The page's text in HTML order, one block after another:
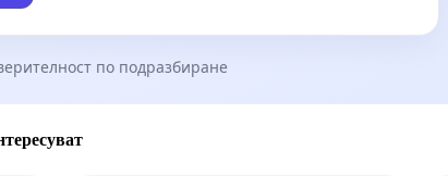
по подразбиране